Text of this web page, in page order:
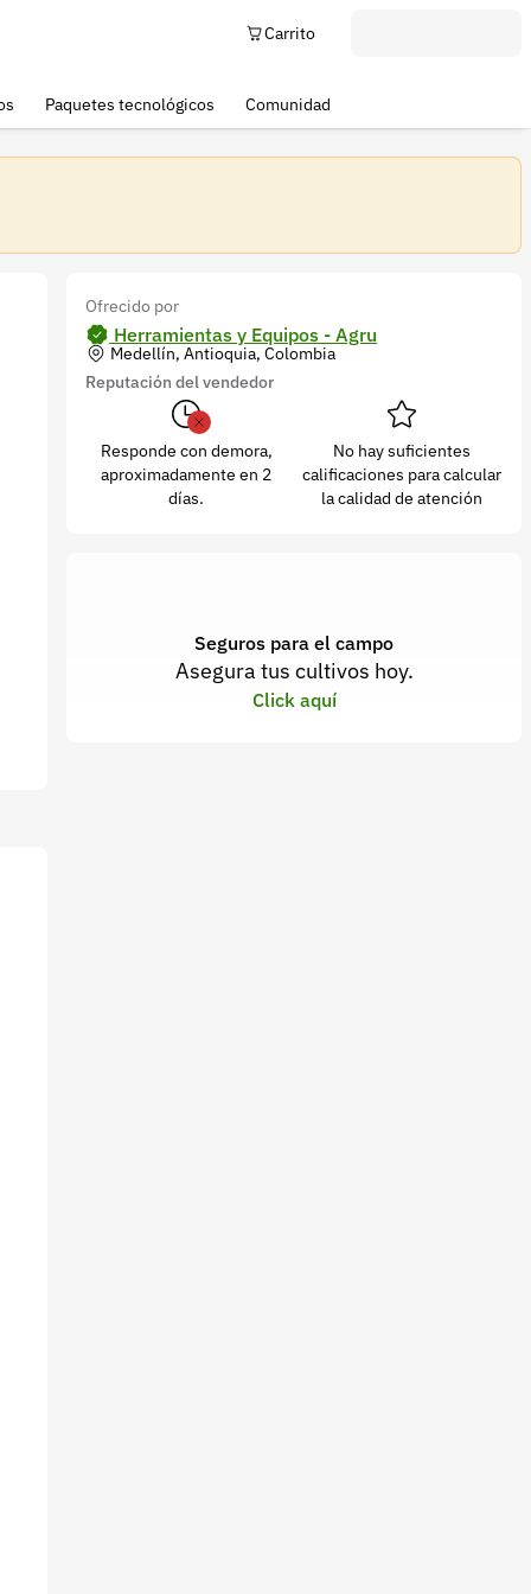
Carrito
Paquetes tecnológicos Comunidad
Ofrecido por
Herramientas y Equipos - Agru
Medellín, Antioquia, Colombia
Reputación del vendedor
Responde con demora,
aproximadamente en 2
días.
No hay suficientes
calificaciones para calcular
la calidad de atención
Seguros para el campo
Asegura tus cultivos hoy.
Click aquí